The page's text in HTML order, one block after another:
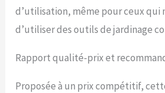
d’utilisation, même pour ceux qui
d’utiliser des outils de jardinage
Rapport qualité-prix et
Proposée à un prix compétitif,